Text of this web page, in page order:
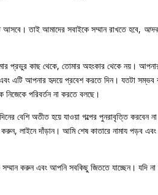
আসবে। তাই আমাদের সবাইকে সম্মান রাখতে হবে, আদব
প্রভুর কাছ থেকে, তোমার অহংকার থেকে নয়।
এটি আপনার হৃদয়ে প্রবেশ করতে দিন। যতটা
পরিবর্তন না করতে বলছে।
বেশি অতীত হয়ে যাওয়া গল্পের পুনরাবৃত্তি করবেন
লাইনে দাঁড়ান। আমি শেষ কাতারে নামায পড়ব
করুন এবং আপনি সবকিছু জিততে যাচ্ছেন। যদি